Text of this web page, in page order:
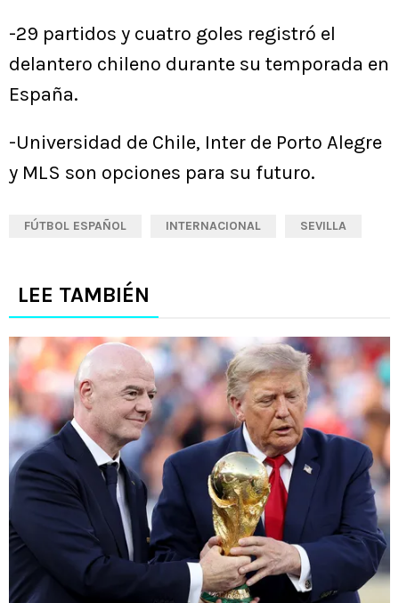
-29 partidos y cuatro goles registró el
delantero chileno durante su temporada en
España.
-Universidad de Chile, Inter de Porto Alegre
y MLS son opciones para su futuro.
FÚTBOL ESPAÑOL INTERNACIONAL SEVILLA
LEE TAMBIÉN